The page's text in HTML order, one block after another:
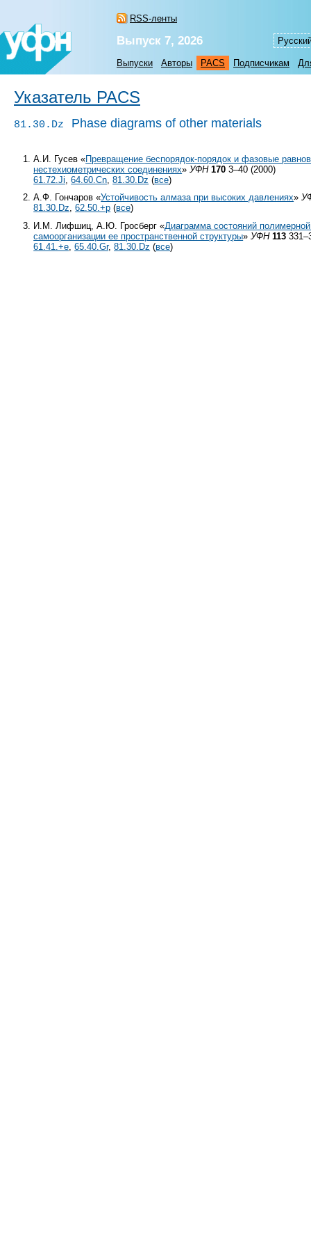
RSS-ленты
Выпуск 7, 2026
Выпуски Авторы PACS Подписчикам
Указатель PACS
81.30.Dz Phase diagrams of other materials
А.И. Гусев «Превращение беспорядок-порядок и фазовые
нестехиометрических соединениях»УФН 170 3–40 (2000)
61.72.Ji,64.60.Cn,81.30.Dz (все)
А.Ф. Гончаров «Устойчивость алмаза при высоких давлениях»
81.30.Dz,62.50.+p (все)
И.М. Лифшиц, А.Ю. Гросберг «Диаграмма состояний
самоорганизации ее пространственной структуры»УФН 113
61.41.+e ,65.40.Gr,81.30.Dz (все)